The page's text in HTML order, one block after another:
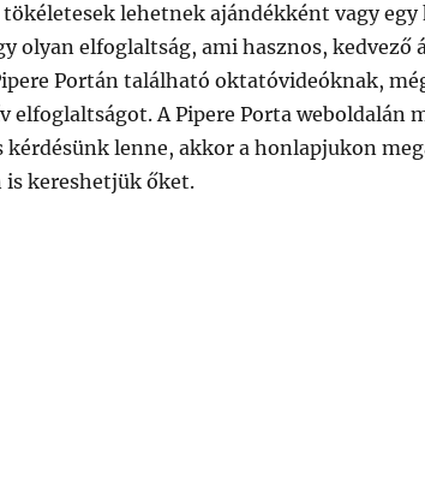
lehetnek ajándékként vagy
olyan elfoglaltság, ami hasznos, kedvező
Portán található oktatóvideóknak,
A Pipere Porta weboldalán
lenne, akkor a honlapjukon
is kereshetjük őket.